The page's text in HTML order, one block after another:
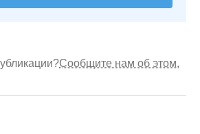
Сообщите нам об этом.